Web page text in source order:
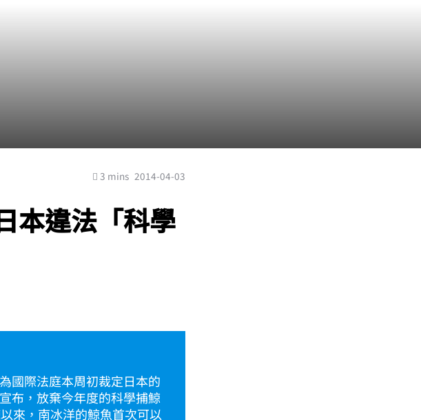
3 mins 2014-04-03
本違法「科學
國際法庭本周初裁定日本的
布，放棄今年度的科學捕鯨
來，南冰洋的鯨魚首次可以